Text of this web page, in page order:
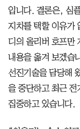
입니다. 결론은, 심
지차를 택할 이유가
디의 올리버 호프만
내용을 옮겨 보겠습
선진기술을 담당해
을 중단하고 최근 전
집중하고 있습니다.